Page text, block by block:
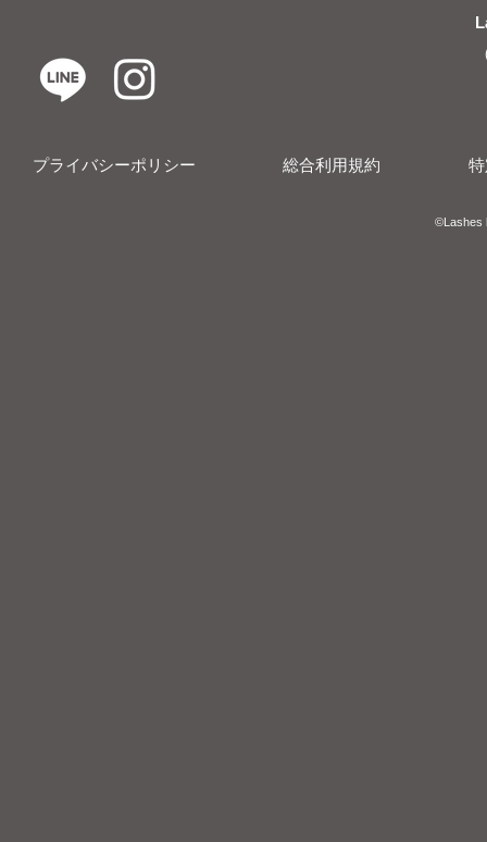
プライバシーポリシー 総合利用規約
​​©︎Lashes